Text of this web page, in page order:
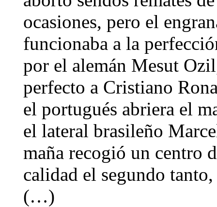
ocasiones, pero el
funcionaba a la
por el alemán Mesut
perfecto a Cristiano
el portugués abriera el
el lateral brasileño
maña recogió un centro
calidad el segundo
(…)